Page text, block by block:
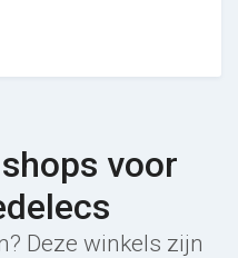
voor
Deze winkels zijn